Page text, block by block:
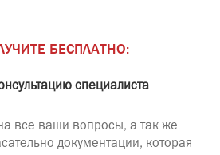
БЕСПЛАТНО:
специалиста
все ваши вопросы, а так же
документации, которая